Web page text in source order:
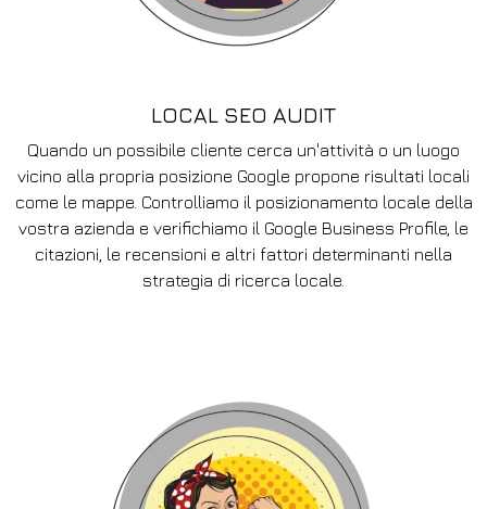
LOCAL SEO AUDIT
Quando un possibile cliente cerca un'attività o un luogo
vicino alla propria posizione Google propone risultati locali
come le mappe. Controlliamo il posizionamento locale della
vostra azienda e verifichiamo il Google Business Profile, le
citazioni, le recensioni e altri fattori determinanti nella
strategia di ricerca locale.